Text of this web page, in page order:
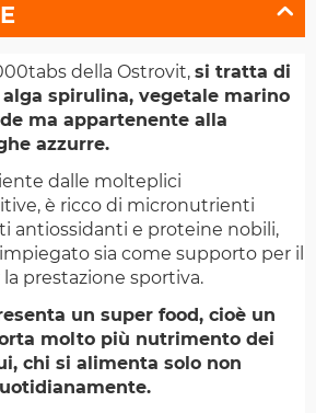
della Ostrovit, si tratta di
alga spirulina, vegetale marino
ma appartenente alla
azzurre.
dalle molteplici
è ricco di micronutrienti
antiossidanti e proteine nobili,
sia come supporto per il
prestazione sportiva.
un super food, cioè un
molto più nutrimento dei
chi si alimenta solo non